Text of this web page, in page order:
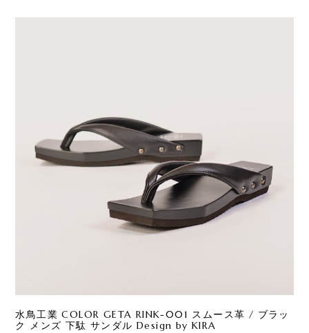
水鳥工業 COLOR GETA RINK-001 スムース革 / ブラッ
ク メンズ 下駄 サンダル Design by KIRA